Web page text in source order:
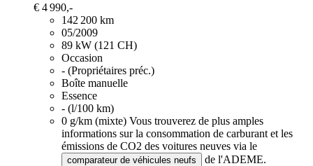
€ 4 990,-
142 200 km
05/2009
89 kW (121 CH)
Occasion
- (Propriétaires préc.)
Boîte manuelle
Essence
- (l/100 km)
0 g/km (mixte) Vous trouverez de plus amples
informations sur la consommation de carburant et les
émissions de CO2 des voitures neuves via le
comparateur de véhicules neufs
de l'ADEME.